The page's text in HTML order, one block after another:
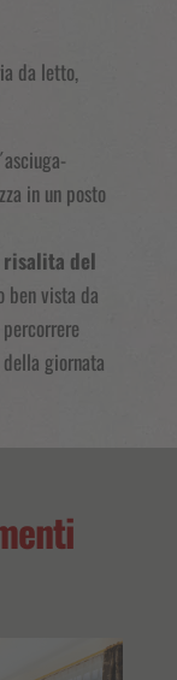
da letto,
in un posto
del
ben vista da
giornata